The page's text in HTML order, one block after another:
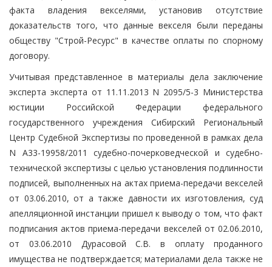
факта владения векселями, установив отсутствие
доказательств того, что данные векселя были переданы
обществу "Строй-Ресурс" в качестве оплаты по спорному
договору.
Учитывая представленное в материалы дела заключение
эксперта эксперта от 11.11.2013 N 2095/5-3 Министерства
юстиции Российской Федерации федерального
государственного учреждения Сибирский Региональный
Центр Судебной Экспертизы по проведенной в рамках дела
N А33-19958/2011 судебно-почерковедческой и судебно-
технической экспертизы с целью установления подлинности
подписей, выполненных на актах приема-передачи векселей
от 03.06.2010, от а также давности их изготовления, суд
апелляционной инстанции пришел к выводу о том, что факт
подписания актов приема-передачи векселей от 02.06.2010,
от 03.06.2010 Дурасовой С.В. в оплату проданного
имущества не подтверждается; материалами дела также не